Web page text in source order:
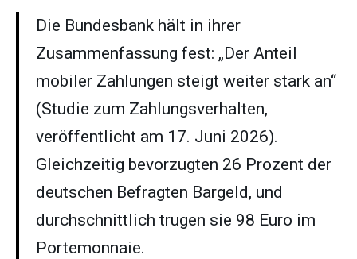
Die Bundesbank hält in ihrer
Zusammenfassung fest: „Der Anteil
mobiler Zahlungen steigt weiter stark an“
(Studie zum Zahlungsverhalten,
veröffentlicht am 17. Juni 2026).
Gleichzeitig bevorzugten 26 Prozent der
deutschen Befragten Bargeld, und
durchschnittlich trugen sie 98 Euro im
Portemonnaie.